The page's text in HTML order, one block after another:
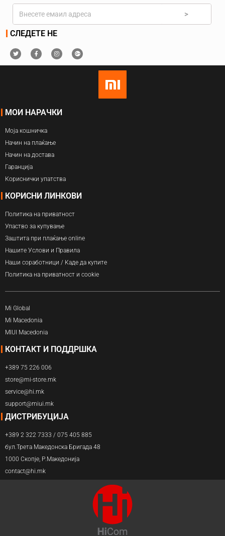
>
СЛЕДЕТЕ НЕ
МОИ НАРАЧКИ
Моја кошничка
Начин на плаќање
Начин на достава
Гаранција
Кориснички упатства
КОРИСНИ ЛИНКОВИ
Политика на приватност
Упаство за купување
Заштита при плаќање online
Нашите Услови и Правила
Наши соработници / Каде да купите
Политика на приватност и cookie
Mi Global
Mi Macedonia
MIUI Macedonia
КОНТАКТ И ПОДДРШКА
+389 75 226 006
store@mi-store.mk
service@hi.mk
support@miui.mk
ДИСТРИБУЦИЈА
+389 2 322 7333 / 075 405 885
бул.Трета Македонска Бригада 48
1000 Скопје, Р.Македонија
contact@hi.mk